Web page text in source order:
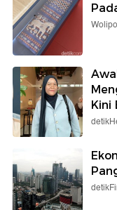
Kini